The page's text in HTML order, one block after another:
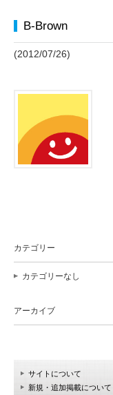
B-Brown
(2012/07/26)
カテゴリー
カテゴリーなし
アーカイブ
サイトについて
新規・追加掲載について